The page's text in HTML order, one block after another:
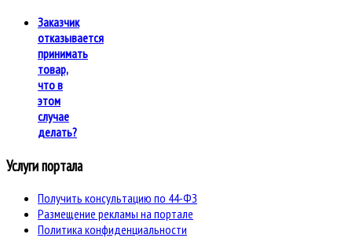
Заказчик
отказывается
принимать
товар,
что в
этом
случае
делать?
Услуги портала
Получить консультацию по 44-ФЗ
Размещение рекламы на портале
Политика конфиденциальности